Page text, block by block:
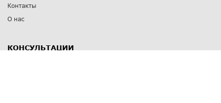
Контакты
О нас
КОНСУЛЬТАЦИИ